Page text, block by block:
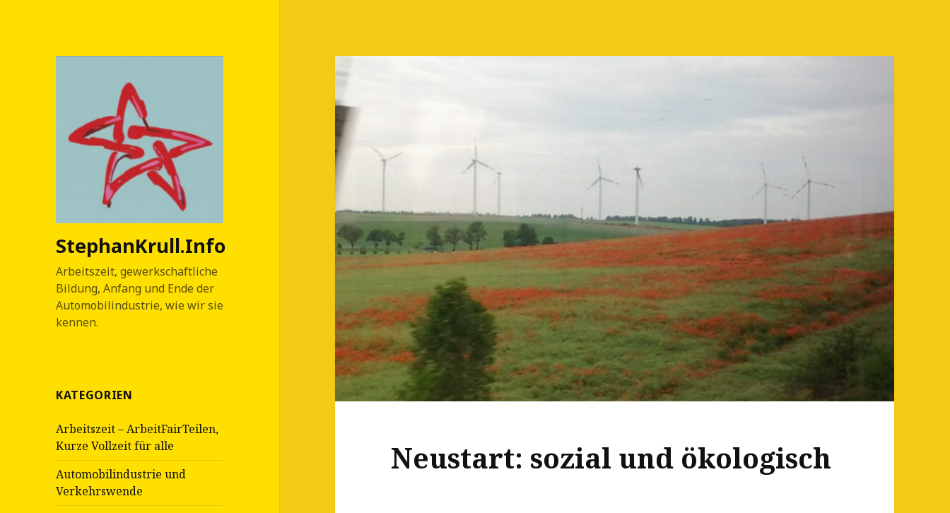
StephanKrull.Info
Arbeitszeit, gewerkschaftliche
Bildung, Anfang und Ende der
Automobilindustrie, wie wir sie
kennen.
KATEGORIEN
Arbeitszeit – ArbeitFairTeilen,
Kurze Vollzeit für alle
Automobilindustrie und
Verkehrswende
Neustart: sozial und ökologisch